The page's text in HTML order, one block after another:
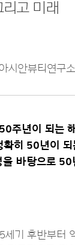
고 미래
시안뷰티연구소
주년이 되는
히 50년이
을 바탕으로
기 후반부터